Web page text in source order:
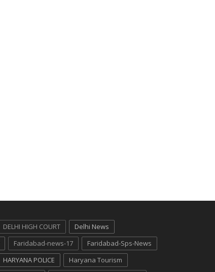
DELHI HIGH COURT
Delhi News
Faridabad-news-17
Faridabad-Sps-News
HARYANA POLICE Haryana Tourism